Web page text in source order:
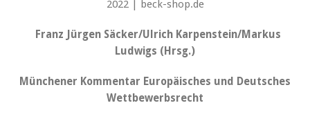
Franz Jürgen Säcker/Ulrich Karpenstein/Markus
Ludwigs (Hrsg.)
Münchener Kommentar Europäisches und Deutsches
Wettbewerbsrecht